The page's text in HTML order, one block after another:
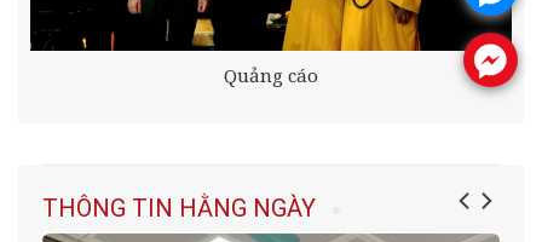
Quảng cáo
THÔNG TIN HẰNG NGÀY
.